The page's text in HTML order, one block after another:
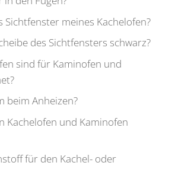
Sichtfenster meines Kachelofen?
des Sichtfensters schwarz?
sind für Kaminofen und
beim Anheizen?
Kachelofen und Kaminofen
für den Kachel- oder